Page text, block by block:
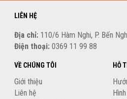
LIÊN HỆ
Địa chỉ: 110/6 Hàm Nghi, P. Bến
Điện thoại: 0369 11 99 88
VỀ CHÚNG TÔI
Giới thiệu
Liên hệ
HỖ